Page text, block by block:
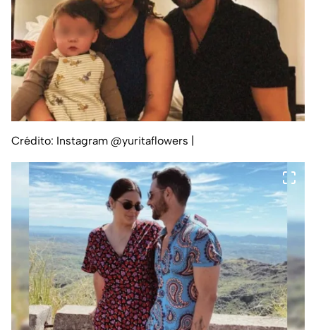
Crédito: Instagram @yuritaflowers |